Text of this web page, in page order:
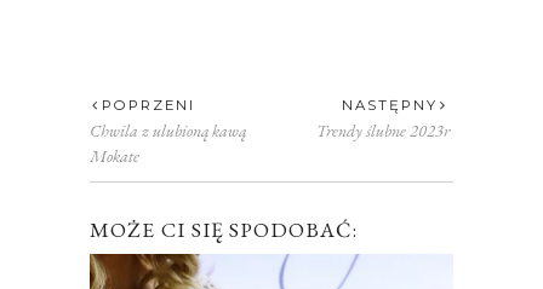
POPRZENI
Chwila z ulubioną kawą
Mokate
NASTĘPNY
Trendy ślubne 2023r
MOŻE CI SIĘ SPODOBAĆ: